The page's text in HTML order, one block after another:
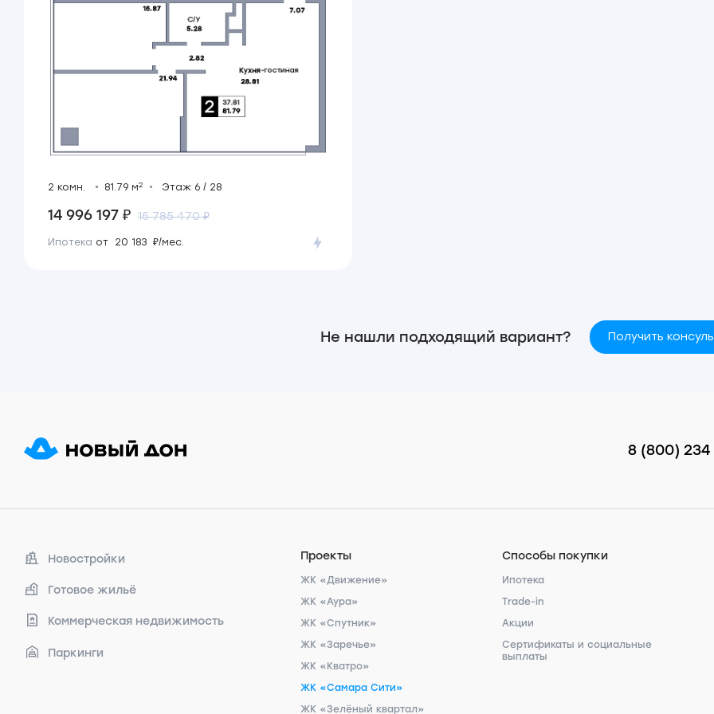
2 комн. 81.79 м2 Этаж 6 / 28
14 996 197 ₽ 15 785 470 ₽
Ипотека от 20 183 ₽/мес.
Не нашли подходящий вариант? Получить
8 (800) 234
Новостройки
Готовое жильё
Коммерческая недвижимость
Паркинги
Проекты
ЖК «Движение»
ЖК «Аура»
ЖК «Спутник»
ЖК «Заречье»
ЖК «Кватро»
ЖК «Самара Сити»
ЖК «Зелёный квартал»
Способы покупки
Ипотека
Trade-in
Акции
Сертификаты и социальные
выплаты